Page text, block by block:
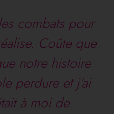
combats pour
Coûte que
notre histoire
perdure et j’ai
à moi de